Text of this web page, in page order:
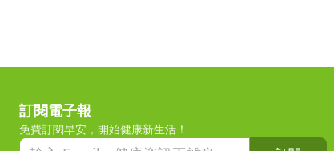
訂閱電子報
免費訂閱早安，開始健康新生活！